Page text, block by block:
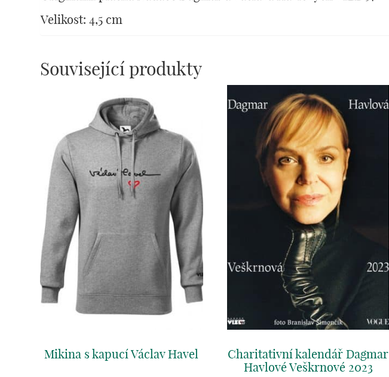
Velikost: 4,5 cm
Související produkty
Mikina s kapucí Václav Havel
Charitativní kalendář Dagmar
Havlové Veškrnové 2023